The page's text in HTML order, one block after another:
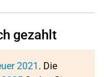
gezahlt
2021 . Die